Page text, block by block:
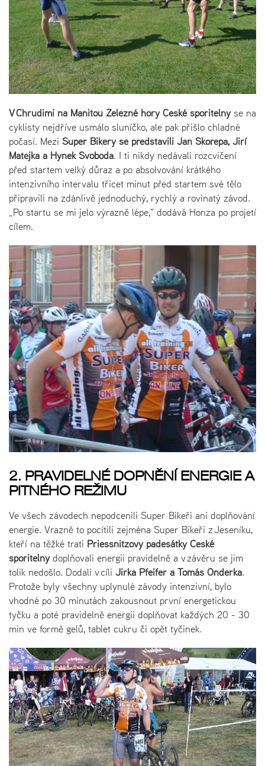
V Chrudimi na Manitou Železné hory České spořitelnyse na
cyklisty nejdříve usmálo sluníčko, ale pak přišlo chladné
počasí. Mezi Super Bikery se představili Jan Skořepa, Jiří
Matějka a Hynek Svoboda. I ti nikdy nedávali rozcvičení
před startem velký důraz a po absolvování krátkého
intenzivního intervalu třicet minut před startem své tělo
připravili na zdánlivě jednoduchý, rychlý a rovinatý závod.
„Po startu se mi jelo výrazně lépe," dodává Honza po projetí
cílem.
2. PRAVIDELNÉ DOPNĚNÍ ENERGIE A
PITNÉHO REŽIMU
Ve všech závodech nepodcenili Super Bikeři ani doplňování
energie. Vrazně to pocítili zejména Super Bikeři z Jeseníku,
kteří na těžké trati Priessnitzovy padesátky České
spořitelnydoplňovali energii pravidelně a v závěru se jim
tolik nedošlo. Dodali v cíli Jirka Pfeifer a Tomáš Onderka.
Protože byly všechny uplynulé závody intenzivní, bylo
vhodné po 30 minutách zakousnout první energetickou
tyčku a poté pravidelně energii doplňovat každých 20 - 30
min ve formě gelů, tablet cukru či opět tyčinek.